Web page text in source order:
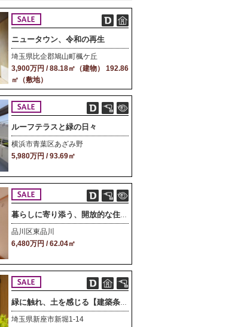
ニュータウン、令和の再生
埼玉県比企郡鳩山町楓ケ丘
3,900万円 / 88.18㎡（建物） 192.86
㎡（敷地）
ルーフテラスと緑の日々
横浜市青葉区あざみ野
5,980万円 / 93.69㎡
品川区東品川
6,480万円 / 62.04㎡
埼玉県新座市新堀1-14